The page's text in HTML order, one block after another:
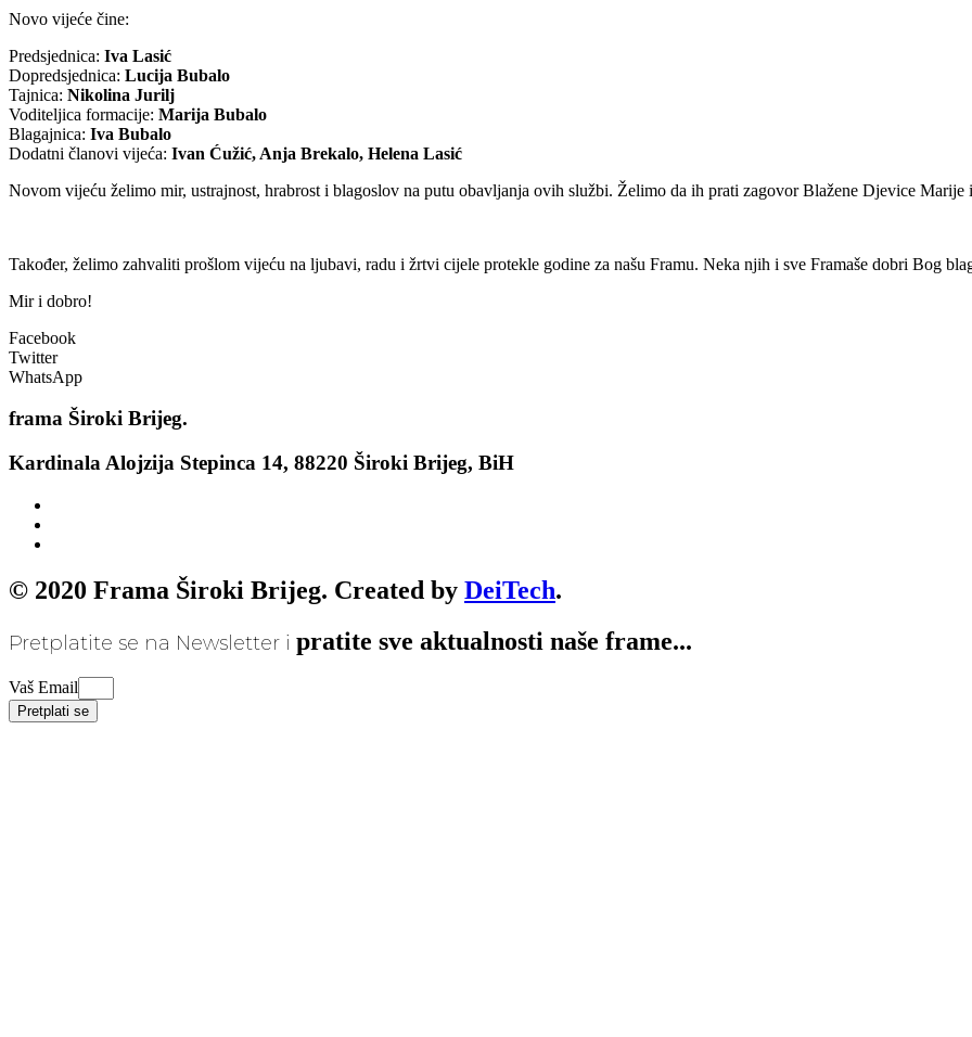
Novo vijeće čine:
Predsjednica: Iva Lasić
Dopredsjednica: Lucija Bubalo
Tajnica: Nikolina Jurilj
Voditeljica formacije: Marija Bubalo
Blagajnica: Iva Bubalo
Dodatni članovi vijeća: Ivan Ćužić, Anja Brekalo, Helena Lasić
Novom vijeću želimo mir, ustrajnost, hrabrost i blagoslov na putu obavljanja ovih službi. Želimo da ih prati zagovor Blažene Djevice Marije
Također, želimo zahvaliti prošlom vijeću na ljubavi, radu i žrtvi cijele protekle godine za našu Framu. Neka njih i sve Framaše dobri Bog
Mir i dobro!
Facebook
Twitter
WhatsApp
frama Široki Brijeg.
Kardinala Alojzija Stepinca 14, 88220 Široki Brijeg, BiH
© 2020 Frama Široki Brijeg. Created by DeiTech.
Pretplatite se na Newsletter i pratite sve aktualnosti naše frame...
Vaš Email
Pretplati se